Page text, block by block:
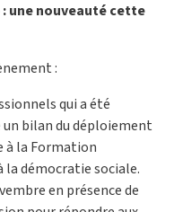
une nouveauté cette
:
qui a été
bilan du déploiement
à la Formation
la démocratie sociale.
en présence de